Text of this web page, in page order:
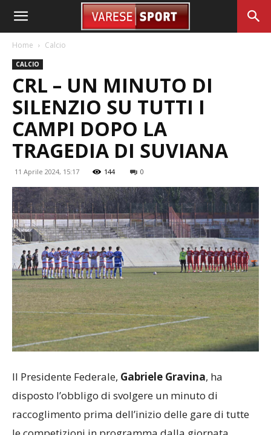
Home Calcio
CALCIO
CRL – UN MINUTO DI
SILENZIO SU TUTTI I
CAMPI DOPO LA
TRAGEDIA DI SUVIANA
11 Aprile 2024, 15:17 144 0
Il Presidente Federale, Gabriele Gravina, ha
disposto l’obbligo di svolgere un minuto di
raccoglimento prima dell’inizio delle gare di tutte